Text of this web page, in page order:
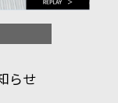
らせ